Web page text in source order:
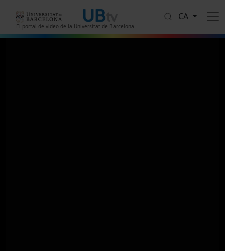
El portal de vídeo de la Universitat de Barcelona
CA